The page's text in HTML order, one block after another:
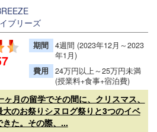
ブリーズ
期間
4週間 (2023年12月～2023
年1月)
費用
24万円以上～25万円未満
(授業料+食事+宿泊費)
月の留学でその間に、クリスマス、
のお祭りシヌログ祭りと3つのイベ
きた。その際、...